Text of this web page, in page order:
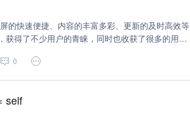
快速便捷、内容的丰富多彩、更新的及时高效等
得了不少用户的青睐，同时也收获了很多的用户
0
self